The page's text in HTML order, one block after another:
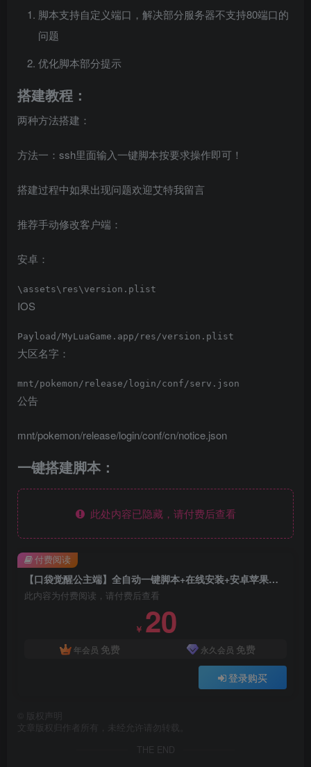
脚本支持自定义端口，解决部分服务器不支持80端口的
问题
优化脚本部分提示
搭建教程：
两种方法搭建：
方法一：ssh里面输入一键脚本按要求操作即可！
搭建过程中如果出现问题欢迎艾特我留言
推荐手动修改客户端：
安卓：
\assets\res\version.plist
IOS
Payload/MyLuaGame.app/res/version.plist
大区名字：
mnt/pokemon/release/login/conf/serv.json
公告
mnt/pokemon/release/login/conf/cn/notice.json
一键搭建脚本：
此处内容已隐藏，请付费后查看
【口袋觉醒公主端】全自动一键脚本+在线安装+安卓苹果双端+运营后台+GM授权后台
此内容为付费阅读，请付费后查看
￥ 20
年会员 免费 永久会员 免费
登录购买
付费阅读
版权声明
文章版权归作者所有，未经允许请勿转载。
THE END